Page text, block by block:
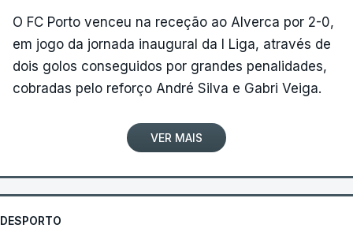
O FC Porto venceu na receção ao Alverca por 2-0,
em jogo da jornada inaugural da I Liga, através de
dois golos conseguidos por grandes penalidades,
cobradas pelo reforço André Silva e Gabri Veiga.
VER MAIS
DESPORTO